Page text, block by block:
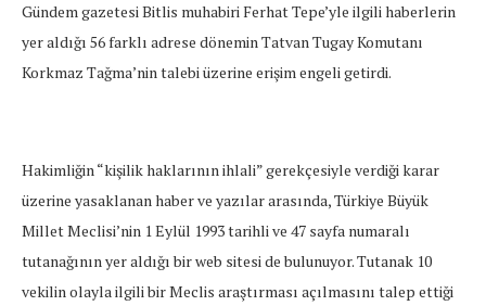
Gündem gazetesi Bitlis muhabiri Ferhat Tepe’yle ilgili haberlerin
yer aldığı 56 farklı adrese dönemin Tatvan Tugay Komutanı
Korkmaz Tağma’nin talebi üzerine erişim engeli getirdi.
Hakimliğin “kişilik haklarının ihlali” gerekçesiyle verdiği karar
üzerine yasaklanan haber ve yazılar arasında, Türkiye Büyük
Millet Meclisi’nin 1 Eylül 1993 tarihli ve 47 sayfa numaralı
tutanağının yer aldığı bir web sitesi de bulunuyor. Tutanak 10
vekilin olayla ilgili bir Meclis araştırması açılmasını talep ettiği